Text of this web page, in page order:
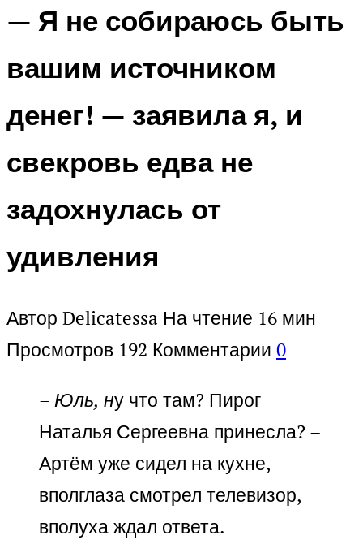
— Я не собираюсь быть
вашим источником
денег! — заявила я, и
свекровь едва не
задохнулась от
удивления
Автор Delicatessa На чтение 16 мин
Просмотров 192 Комментарии 0
– Юль, ну что там? Пирог
Наталья Сергеевна принесла? –
Артём уже сидел на кухне,
вполглаза смотрел телевизор,
вполуха ждал ответа.